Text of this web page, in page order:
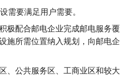
信息文化
玩家测试考试说明
彩蛋射击
载具修理店申请
重生点申请
需要满足用户需要。
极配合邮电企业完成邮电服务覆
施所需位置纳入规划，向邮电企
、公共服务区、工商业区和较大